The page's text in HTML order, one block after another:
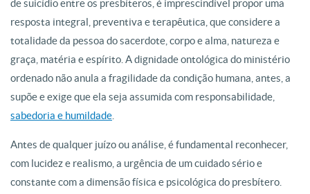
de suicídio entre os presbíteros, é imprescindível propor uma
resposta integral, preventiva e terapêutica, que considere a
totalidade da pessoa do sacerdote, corpo e alma, natureza e
graça, matéria e espírito. A dignidade ontológica do ministério
ordenado não anula a fragilidade da condição humana, antes, a
supõe e exige que ela seja assumida com responsabilidade,
sabedoria e humildade.
Antes de qualquer juízo ou análise, é fundamental reconhecer,
com lucidez e realismo, a urgência de um cuidado sério e
constante com a dimensão física e psicológica do presbítero.